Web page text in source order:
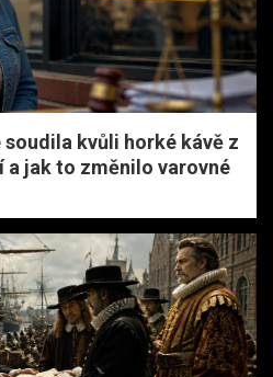
soudila kvůli horké kávě z
a jak to změnilo varovné